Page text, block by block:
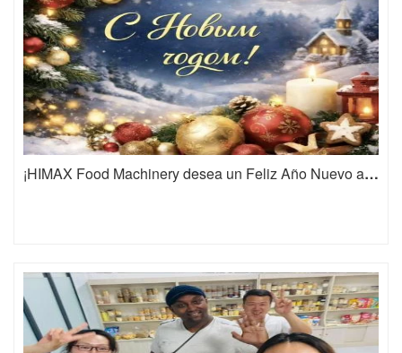
¡HIMAX Food Machinery desea un Feliz Año Nuevo a sus socios en todo el mundo!